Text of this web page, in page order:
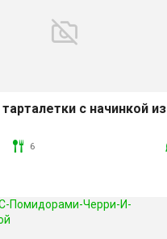
с начинкой из
6